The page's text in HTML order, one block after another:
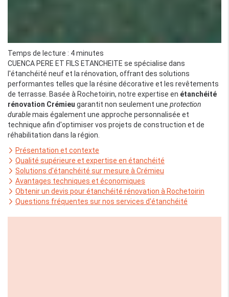
Temps de lecture : 4 minutes
CUENCA PERE ET FILS ETANCHEITE se spécialise dans
l'étanchéité neuf et la rénovation, offrant des solutions
performantes telles que la résine décorative et les revêtements
de terrasse. Basée à Rochetoirin, notre expertise en étanchéité
rénovation Crémieu garantit non seulement une protection
durablemais également une approche personnalisée et
technique afin d'optimiser vos projets de construction et de
réhabilitation dans la région.
Présentation et contexte
Qualité supérieure et expertise en étanchéité
Solutions d'étanchéité sur mesure à Crémieu
Avantages techniques et économiques
Obtenir un devis pour étanchéité rénovation à Rochetoirin
Questions fréquentes sur nos services d'étanchéité